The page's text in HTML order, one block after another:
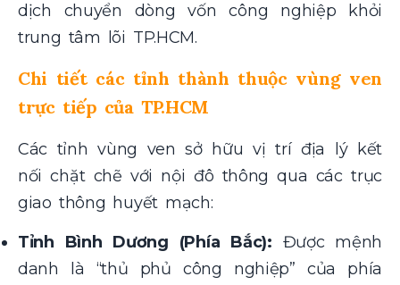
dịch chuyển dòng vốn công nghiệp khỏi
trung tâm lõi TP.HCM.
Chi tiết các tỉnh thành thuộc vùng ven
trực tiếp của TP.HCM
Các tỉnh vùng ven sở hữu vị trí địa lý kết
nối chặt chẽ với nội đô thông qua các trục
giao thông huyết mạch:
Tỉnh Bình Dương (Phía Bắc): Được mệnh
danh là “thủ phủ công nghiệp” của phía